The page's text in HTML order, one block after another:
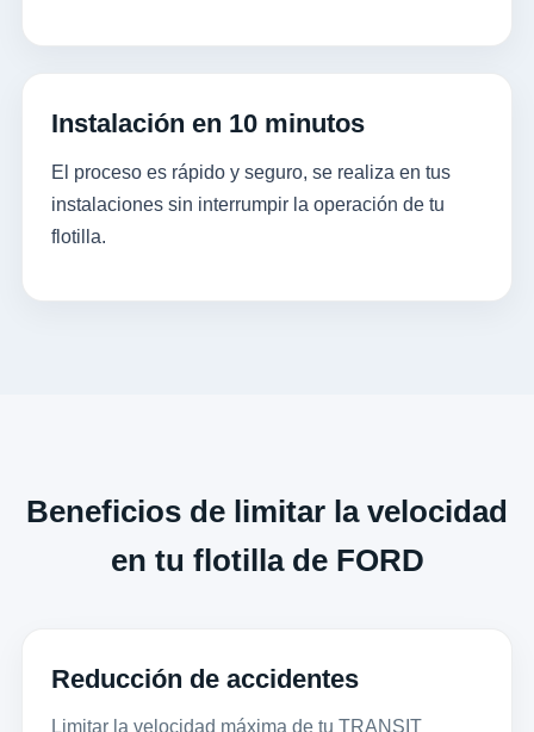
Instalación en 10 minutos
El proceso es rápido y seguro, se realiza en tus
instalaciones sin interrumpir la operación de tu
flotilla.
Beneficios de limitar la velocidad
en tu flotilla de FORD
Reducción de accidentes
Limitar la velocidad máxima de tu TRANSIT